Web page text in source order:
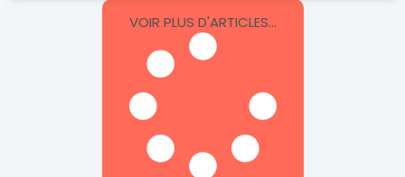
VOIR PLUS D'ARTICLES...